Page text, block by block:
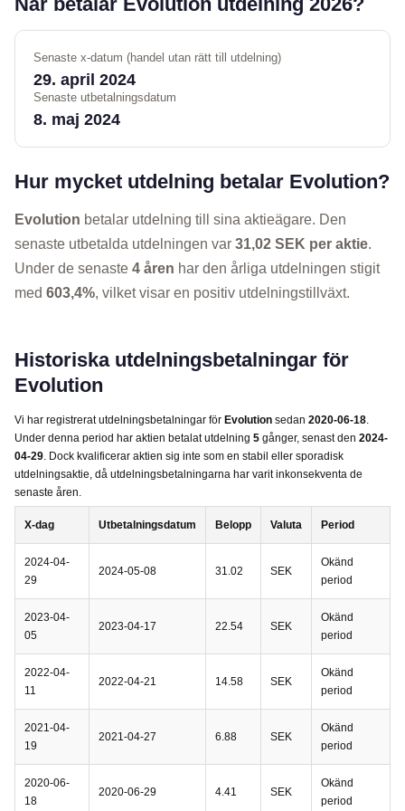
Senaste x-datum (handel utan rätt till utdelning)
29. april 2024
Senaste utbetalningsdatum
8. maj 2024
Hur mycket utdelning betalar Evolution?
Evolution betalar utdelning till sina aktieägare. Den
senaste utbetalda utdelningen var 31,02 SEK per aktie.
Under de senaste 4 åren har den årliga utdelningen stigit
med 603,4%, vilket visar en positiv utdelningstillväxt.
Historiska utdelningsbetalningar för
Evolution
Vi har registrerat utdelningsbetalningar för Evolution sedan 2020-06-18.
Under denna period har aktien betalat utdelning 5 gånger, senast den 2024-
04-29. Dock kvalificerar aktien sig inte som en stabil eller sporadisk
utdelningsaktie, då utdelningsbetalningarna har varit inkonsekventa de
senaste åren.
X-dag Utbetalningsdatum Belopp Valuta Period
2024-04-
29
2024-05-08 31.02 SEK
Okänd
period
2023-04-
05
2023-04-17 22.54 SEK
Okänd
period
2022-04-
11
2022-04-21 14.58 SEK
Okänd
period
2021-04-
19
2021-04-27 6.88 SEK
Okänd
period
2020-06-
18
2020-06-29 4.41 SEK
Okänd
period